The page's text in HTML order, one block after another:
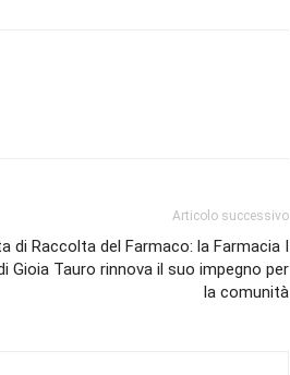
Articolo successivo
di Raccolta del Farmaco: la Farmacia I
Gioia Tauro rinnova il suo impegno per
la comunità